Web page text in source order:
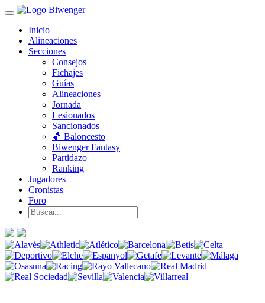
Inicio
Alineaciones
Secciones
Consejos
Fichajes
Guías
Alineaciones
Jornada
Lesionados
Sancionados
🏀 Baloncesto
Biwenger Fantasy
Partidazo
Ranking
Jugadores
Cronistas
Foro